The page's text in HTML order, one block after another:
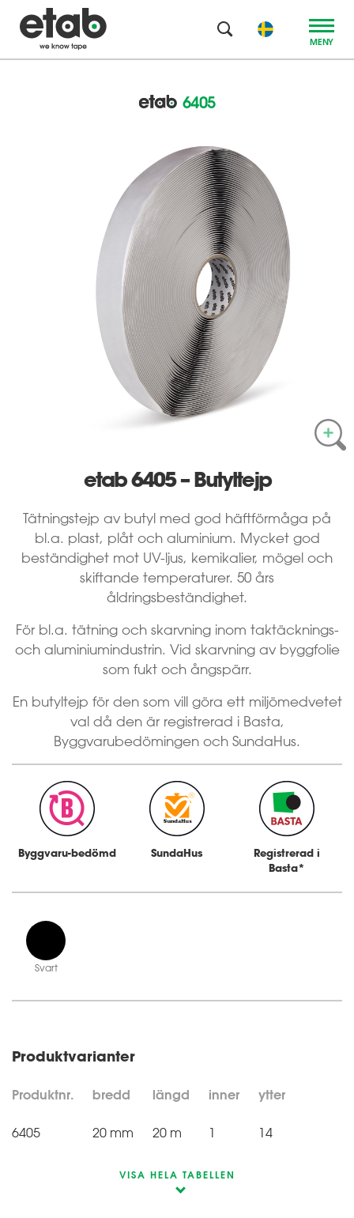
MENY
6405
etab 6405 – Butyltejp
Tätningstejp av butyl med god häftförmåga på
bl.a. plast, plåt och aluminium. Mycket god
beständighet mot UV-ljus, kemikalier, mögel och
skiftande temperaturer. 50 års
åldringsbeständighet.
För bl.a. tätning och skarvning inom taktäcknings-
och aluminiumindustrin. Vid skarvning av byggfolie
som fukt och ångspärr.
En butyltejp för den som vill göra ett miljömedvetet
val då den är registrerad i Basta,
Byggvarubedömingen och SundaHus.
Byggvaru-bedömd SundaHus
Registrerad i
Basta*
Svart
Produktvarianter
Produktnr. bredd längd inner ytter
6405 20 mm 20 m 1 14
VISA HELA TABELLEN